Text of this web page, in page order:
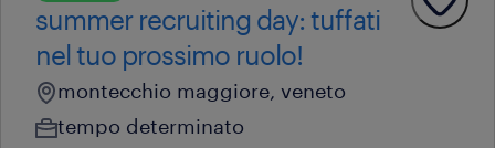
summer recruiting day: tuffati
nel tuo prossimo ruolo!
montecchio maggiore, veneto
tempo determinato